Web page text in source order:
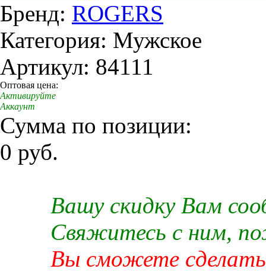
Бренд: ROGERS
Категория: Мужское
Артикул: 84111
Оптовая цена:
Активируйте
Аккаунт
Сумма по позиции:
0 руб.
Вашу скидку Вам
Свяжитесь с ним,
Вы сможете сделать